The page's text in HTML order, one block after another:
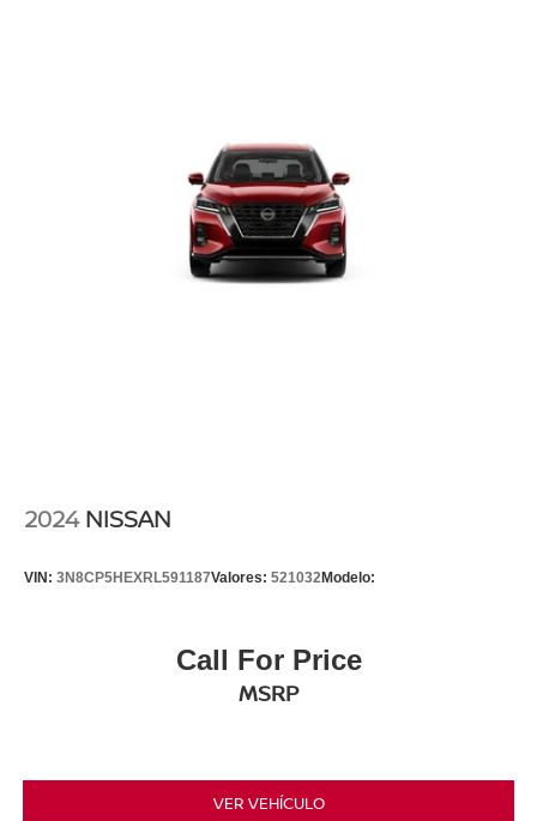
2024 NISSAN
VIN: 3N8CP5HEXRL591187Valores: 521032Modelo:
Call For Price
MSRP
VER VEHÍCULO